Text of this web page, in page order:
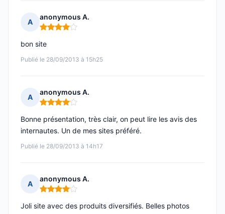
A
anonymous A.
Note : 4 sur 5
Publié le 28/09/2013 à 15h25
bon site
A
anonymous A.
Note : 4 sur 5
Publié le 28/09/2013 à 14h17
Bonne présentation, très clair, on peut lire les avis des
internautes. Un de mes sites préféré.
A
anonymous A.
Note : 4 sur 5
Joli site avec des produits diversifiés. Belles photos